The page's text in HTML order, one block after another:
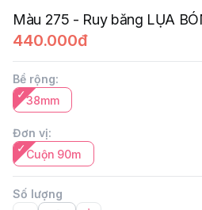
Màu 275 - Ruy băng LỤA
440.000đ
Bề rộng:
38mm
Đơn vị:
Cuộn 90m
Số lượng